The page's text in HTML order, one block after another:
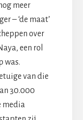
meer
– ‘de maat’
over
een rol
was.
van die
30.000
media